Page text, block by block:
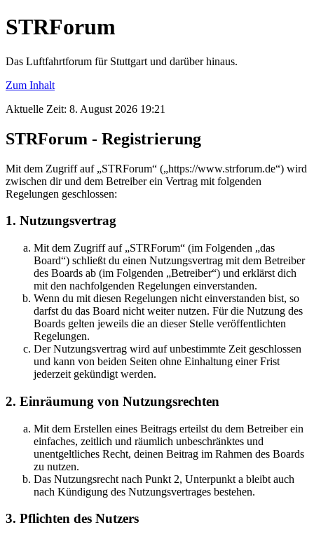
STRForum
Das Luftfahrtforum für Stuttgart und darüber hinaus.
Zum Inhalt
Aktuelle Zeit: 8. August 2026 19:21
STRForum - Registrierung
Mit dem Zugriff auf „STRForum“ („https://www.strforum.de“) wird
zwischen dir und dem Betreiber ein Vertrag mit folgenden
Regelungen geschlossen:
1. Nutzungsvertrag
Mit dem Zugriff auf „STRForum“ (im Folgenden „das
Board“) schließt du einen Nutzungsvertrag mit dem Betreiber
des Boards ab (im Folgenden „Betreiber“) und erklärst dich
mit den nachfolgenden Regelungen einverstanden.
Wenn du mit diesen Regelungen nicht einverstanden bist, so
darfst du das Board nicht weiter nutzen. Für die Nutzung des
Boards gelten jeweils die an dieser Stelle veröffentlichten
Regelungen.
Der Nutzungsvertrag wird auf unbestimmte Zeit geschlossen
und kann von beiden Seiten ohne Einhaltung einer Frist
jederzeit gekündigt werden.
2. Einräumung von Nutzungsrechten
Mit dem Erstellen eines Beitrags erteilst du dem Betreiber ein
einfaches, zeitlich und räumlich unbeschränktes und
unentgeltliches Recht, deinen Beitrag im Rahmen des Boards
zu nutzen.
Das Nutzungsrecht nach Punkt 2, Unterpunkt a bleibt auch
nach Kündigung des Nutzungsvertrages bestehen.
3. Pflichten des Nutzers